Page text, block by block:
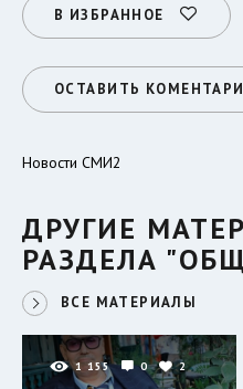
В ИЗБРАННОЕ
ОСТАВИТЬ
Новости СМИ2
ДРУГИЕ
РАЗДЕЛА
ВСЕ МАТЕРИАЛЫ
1 155 0 2